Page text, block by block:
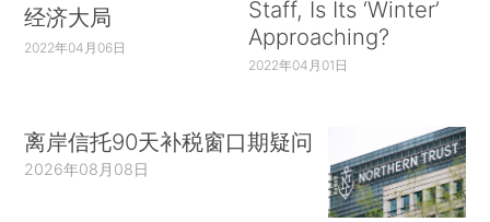
经济大局
2022年04月06日
Staff, Is Its ‘Winter’
Approaching?
2022年04月01日
离岸信托90天补税窗口期疑问
2026年08月08日